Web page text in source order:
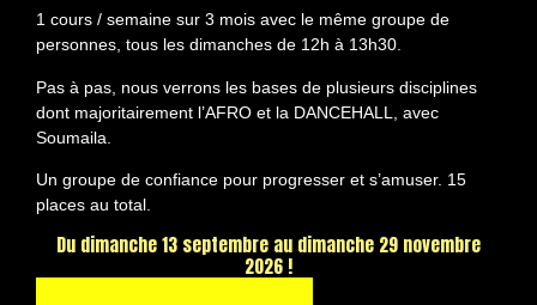
1 cours / semaine sur 3 mois avec le même groupe de
personnes, tous les dimanches de 12h à 13h30.
Pas à pas, nous verrons les bases de plusieurs disciplines
dont majoritairement l’AFRO et la DANCEHALL, avec
Soumaila.
Un groupe de confiance pour progresser et s’amuser. 15
places au total.
Du dimanche 13 septembre au dimanche 29 novembre
2026 !